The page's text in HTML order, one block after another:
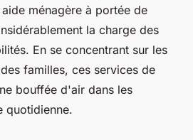
ménagère à portée de
la charge des
En se concentrant sur les
familles, ces services de
bouffée d'air dans les
quotidienne.